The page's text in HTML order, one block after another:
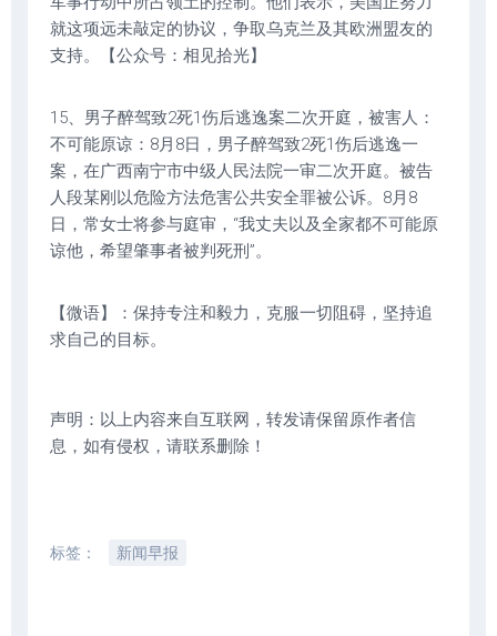
就这项远未敲定的协议，争取乌克兰及其欧洲盟友的
支持。【公众号：相见拾光】
15、男子醉驾致2死1伤后逃逸案二次开庭，被害人：
不可能原谅：8月8日，男子醉驾致2死1伤后逃逸一
案，在广西南宁市中级人民法院一审二次开庭。被告
人段某刚以危险方法危害公共安全罪被公诉。8月8
日，常女士将参与庭审，“我丈夫以及全家都不可能原
谅他，希望肇事者被判死刑”。
【微语】：保持专注和毅力，克服一切阻碍，坚持追
求自己的目标。
声明：以上内容来自互联网，转发请保留原作者信
息，如有侵权，请联系删除！
标签： 新闻早报